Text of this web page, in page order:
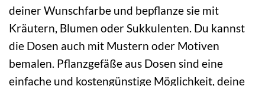
deiner Wunschfarbe und bepflanze sie mit
Kräutern, Blumen oder Sukkulenten. Du kannst
die Dosen auch mit Mustern oder Motiven
bemalen. Pflanzgefäße aus Dosen sind eine
einfache und kostengünstige Möglichkeit, deine